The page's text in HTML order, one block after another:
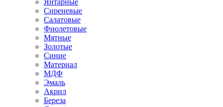
Янтарные
Сиреневые
Салатовые
Фиолетовые
Мятные
Золотые
Синие
Материал
МДФ
Эмаль
Акрил
Береза